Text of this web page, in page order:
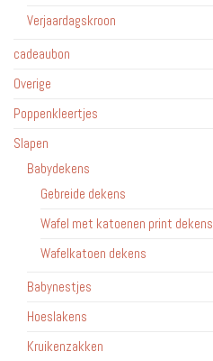
Verjaardagskroon
cadeaubon
Overige
Poppenkleertjes
Slapen
Babydekens
Gebreide dekens
Wafel met katoenen print dekens
Wafelkatoen dekens
Babynestjes
Hoeslakens
Kruikenzakken